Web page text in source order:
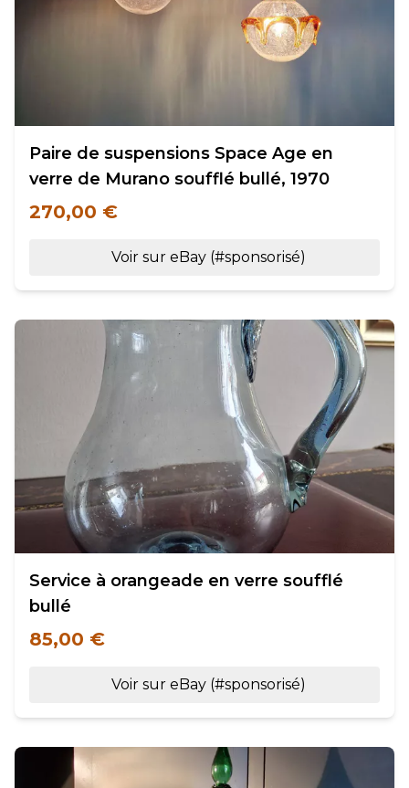
Paire de suspensions Space Age en
verre de Murano soufflé bullé, 1970
270,00 €
Voir sur eBay (#sponsorisé)
Service à orangeade en verre soufflé
bullé
85,00 €
Voir sur eBay (#sponsorisé)